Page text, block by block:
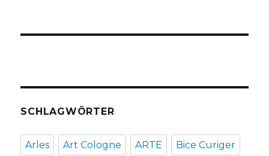
SCHLAGWÖRTER
Arles Art Cologne ARTE Bice Curiger